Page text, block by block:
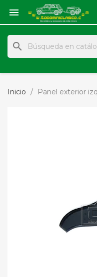

search
Inicio Panel exterior